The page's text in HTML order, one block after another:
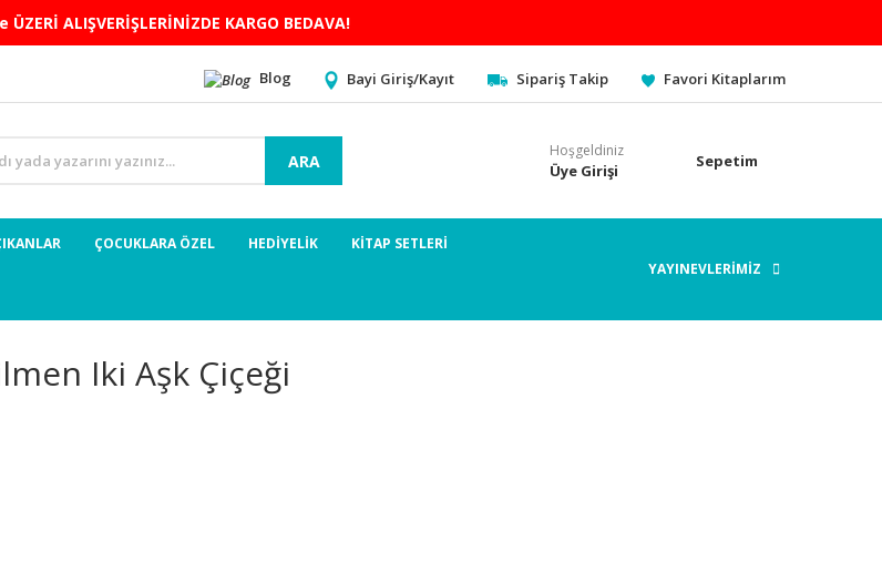
ÜZERİ ALIŞVERİŞLERİNİZDE KARGO BEDAVA!
Blog Bayi Giriş/Kayıt Sipariş Takip Favori Kitaplarım
ARA
Hoşgeldiniz
Üye Girişi Sepetim
ÇOCUKLARA ÖZEL HEDİYELİK KİTAP SETLERİ
YAYINEVLERİMİZ
Iki Aşk Çiçeği